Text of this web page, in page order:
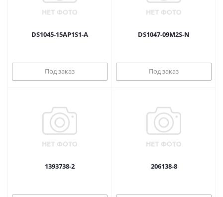
DS1045-15AP1S1-A
Под заказ
DS1047-09M2S-N
Под заказ
1393738-2 206138-8